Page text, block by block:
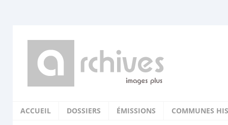
ACCUEIL DOSSIERS ÉMISSIONS COMMUNES